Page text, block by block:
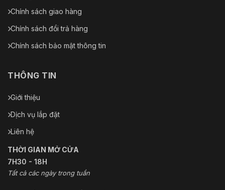
Chính sách giao hàng
Chính sách đổi trả hàng
Chính sách bảo mật thông tin
THÔNG TIN
Giới thiệu
Dịch vụ lắp đặt
Liên hệ
THỜI GIAN MỞ CỬA
7H30 - 18H
Tất cả các ngày trong tuần